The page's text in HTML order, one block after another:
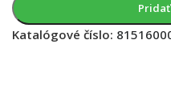
Pridať
Katalógové číslo: